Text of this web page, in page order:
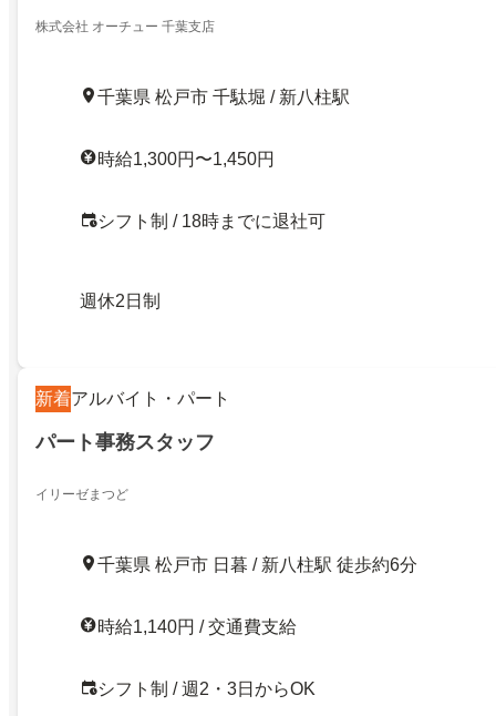
株式会社 オーチュー 千葉支店
千葉県 松戸市 千駄堀 / 新八柱駅
時給1,300円〜1,450円
シフト制 / 18時までに退社可
週休2日制
新着アルバイト・パート
パート事務スタッフ
イリーゼまつど
千葉県 松戸市 日暮 / 新八柱駅 徒歩約6分
時給1,140円 / 交通費支給
シフト制 / 週2・3日からOK